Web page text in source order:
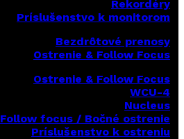
Rekordéry
Príslušenstvo k monitorom
Bezdrôtové prenosy
Ostrenie & Follow Focus
Ostrenie & Follow Focus
WCU-4
Nucleus
Follow focus / Bočné ostrenie
Príslušenstvo k ostreniu